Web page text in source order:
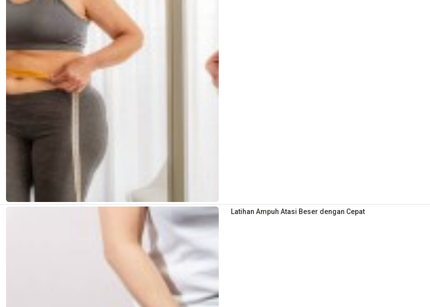
Latihan Ampuh Atasi Beser dengan Cepat